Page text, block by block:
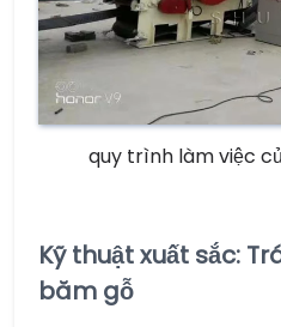
quy trình làm việc
Kỹ thuật xuất sắc:
băm gỗ